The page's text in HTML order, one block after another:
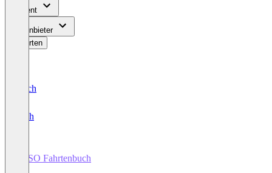
Content
Für Anbieter
Bewerten
Deutsch
English
WISO Fahrtenbuch